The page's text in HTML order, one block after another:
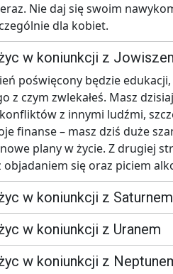
Nie daj się swoim
dla kobiet.
w koniunkcji z
poświęcony będzie
z czym zwlekałeś. Masz
z innymi ludźmi,
finanse – masz dziś duże
plany w życie. Z drugiej
objadaniem się oraz piciem
w koniunkcji z Saturnem
w koniunkcji z Uranem
w koniunkcji z